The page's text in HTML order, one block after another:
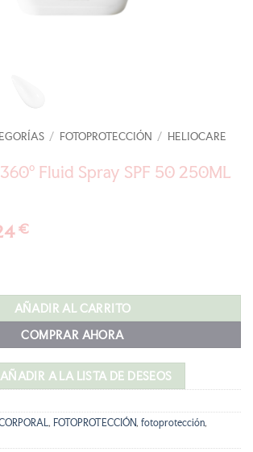
/ FOTOPROTECCIÓN / HELIOCARE
Fluid Spray SPF 50 250ML
€.
€El
23,24 €.
Spray SPF 50 250ML cantidad
AÑADIR AL CARRITO
COMPRAR AHORA
AÑADIR A LA LISTA DE DESEOS
, FOTOPROTECCIÓN, fotoprotección,